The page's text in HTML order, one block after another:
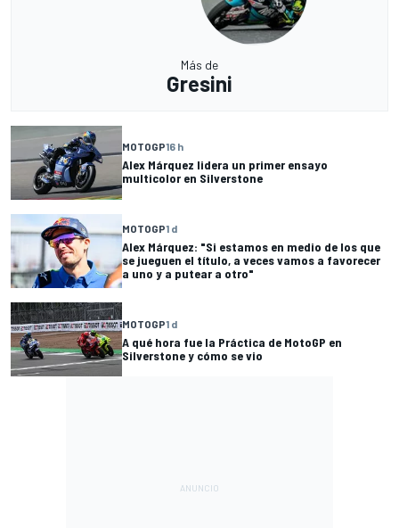
Más de
Gresini
MOTOGP16 h
Alex Márquez lidera un primer ensayo
multicolor en Silverstone
MOTOGP1 d
Alex Márquez: "Si estamos en medio de los que
se jueguen el título, a veces vamos a favorecer
a uno y a putear a otro"
MOTOGP1 d
A qué hora fue la Práctica de MotoGP en
Silverstone y cómo se vio